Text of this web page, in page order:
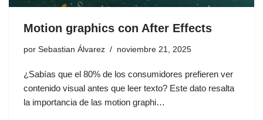
Motion graphics con After Effects
por Sebastian Álvarez noviembre 21, 2025
¿Sabías que el 80% de los consumidores prefieren ver
contenido visual antes que leer texto? Este dato resalta
la importancia de las motion graphi…